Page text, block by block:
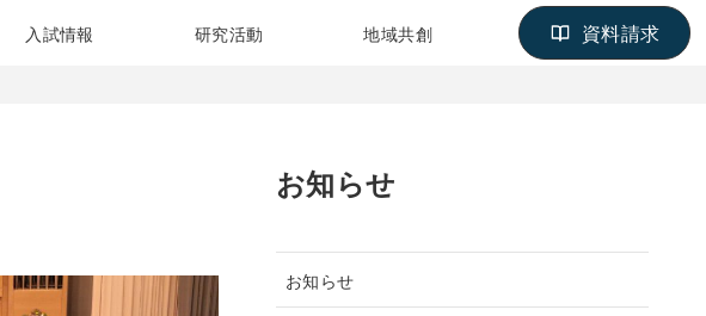
入試情報 研究活動 地域共創 資料請求
お知らせ
お知らせ